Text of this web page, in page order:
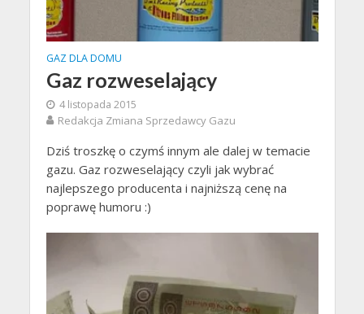
GAZ DLA DOMU
Gaz rozweselający
4 listopada 2015
Redakcja Zmiana Sprzedawcy Gazu
Dziś troszkę o czymś innym ale dalej w temacie
gazu. Gaz rozweselający czyli jak wybrać
najlepszego producenta i najniższą cenę na
poprawę humoru :)